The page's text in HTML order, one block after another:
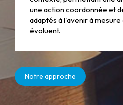
une action coordonnée et
adaptés à l'avenir à
évoluent.
Notre approche